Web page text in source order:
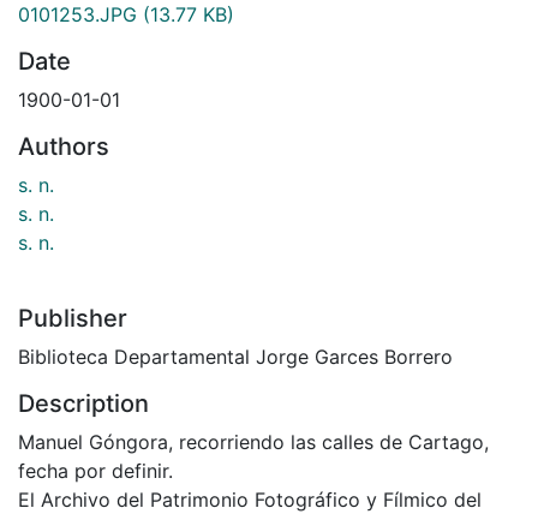
0101253.JPG (13.77 KB)
Date
1900-01-01
Authors
s. n.
s. n.
s. n.
Publisher
Biblioteca Departamental Jorge Garces Borrero
Description
Manuel Góngora, recorriendo las calles de Cartago,
fecha por definir.
El Archivo del Patrimonio Fotográfico y Fílmico del